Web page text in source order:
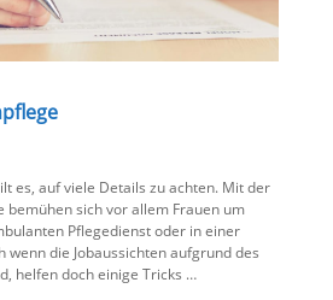
es, auf viele Details zu achten. Mit der
bemühen sich vor allem Frauen um
Pflegedienst oder in einer
wenn die Jobaussichten aufgrund des
helfen doch einige Tricks …